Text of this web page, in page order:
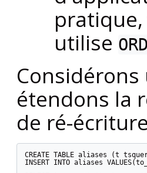
utilise
étendons la
de ré-
CREATE TABLE aliases (t
INSERT INTO aliases